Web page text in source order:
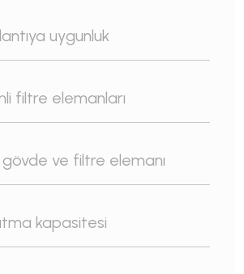
uygunluk
filtre elemanları
gövde ve filtre elemanı
kapasitesi